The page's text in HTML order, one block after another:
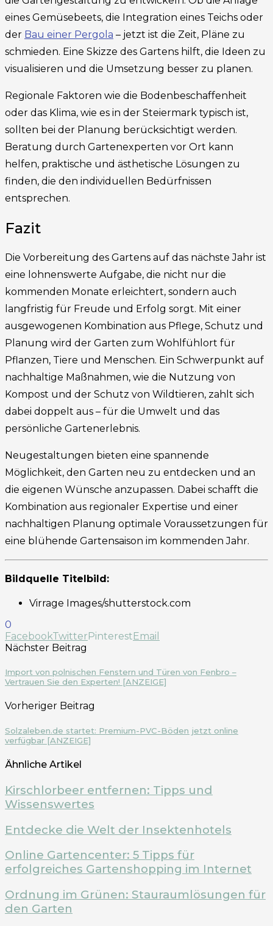
eines Gemüsebeets, die Integration eines Teichs oder
der Bau einer Pergola – jetzt ist die Zeit, Pläne zu
schmieden. Eine Skizze des Gartens hilft, die Ideen zu
visualisieren und die Umsetzung besser zu planen.
Regionale Faktoren wie die Bodenbeschaffenheit
oder das Klima, wie es in der Steiermark typisch ist,
sollten bei der Planung berücksichtigt werden.
Beratung durch Gartenexperten vor Ort kann
helfen, praktische und ästhetische Lösungen zu
finden, die den individuellen Bedürfnissen
entsprechen.
Fazit
Die Vorbereitung des Gartens auf das nächste Jahr ist
eine lohnenswerte Aufgabe, die nicht nur die
kommenden Monate erleichtert, sondern auch
langfristig für Freude und Erfolg sorgt. Mit einer
ausgewogenen Kombination aus Pflege, Schutz und
Planung wird der Garten zum Wohlfühlort für
Pflanzen, Tiere und Menschen. Ein Schwerpunkt auf
nachhaltige Maßnahmen, wie die Nutzung von
Kompost und der Schutz von Wildtieren, zahlt sich
dabei doppelt aus – für die Umwelt und das
persönliche Gartenerlebnis.
Neugestaltungen bieten eine spannende
Möglichkeit, den Garten neu zu entdecken und an
die eigenen Wünsche anzupassen. Dabei schafft die
Kombination aus regionaler Expertise und einer
nachhaltigen Planung optimale Voraussetzungen für
eine blühende Gartensaison im kommenden Jahr.
Bildquelle Titelbild:
Virrage Images/shutterstock.com
0
FacebookTwitterPinterestEmail
Nächster Beitrag
Import von polnischen Fenstern und Türen von Fenbro –
Vertrauen Sie den Experten! [ANZEIGE]
Vorheriger Beitrag
Solzaleben.de startet: Premium-PVC-Böden jetzt online
verfügbar [ANZEIGE]
Ähnliche Artikel
Kirschlorbeer entfernen: Tipps und
Wissenswertes
Entdecke die Welt der Insektenhotels
Online Gartencenter: 5 Tipps für
erfolgreiches Gartenshopping im Internet
Ordnung im Grünen: Stauraumlösungen für
den Garten